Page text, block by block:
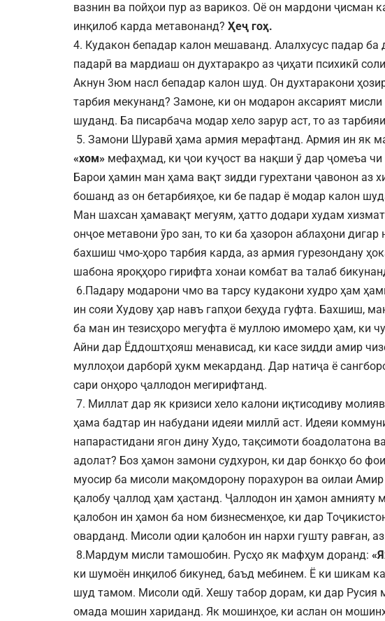
вазнин ва пойҳои пур аз варикоз. Оё он мардони ҷисман
инқилоб карда метавонанд? Ҳеҷ гоҳ.
4. Кудакон бепадар калон мешаванд. Алалхусус падар ба
падарӣ ва мардиаш он духтаракро аз ҷиҳати психикӣ
Акнун 3юм насл бепадар калон шуд. Он духтаракони
тарбия мекунанд? Замоне, ки он модарон аксарият
шуданд. Ба писарбача модар хело зарур аст, то аз
5. Замони Шуравӣ ҳама армия мерафтанд. Армия ин як
«хом» мефаҳмад, ки ҷои куҷост ва нақши ӯ дар ҷомеъа чи
Барои ҳамин ман ҳама вақт зидди гурехтани ҷавонон аз
бошанд аз он бетарбияҳое, ки бе падар ё модар калон
Ман шахсан ҳамавақт мегуям, ҳатто додари худам
онҷое метавони ӯро зан, то ки ба ҳазорон аблаҳони
бахшиш чмо-ҳоро тарбия карда, аз армия гурезондану
шабона яроқҳоро гирифта хонаи комбат ва талаб
6.Падару модарони чмо ва тарсу кудакони худро ҳам
ин сояи Худову ҳар навъ гапҳои беҳуда гуфта. Бахшиш,
ба ман ин тезисҳоро мегуфта ё муллою имомеро ҳам, ки
Айни дар Ёддоштҳояш менависад, ки касе зидди амир
муллоҳои дарборӣ ҳукм мекарданд. Дар натиҷа ё
сари онҳоро ҷаллодон мегирифтанд.
7. Миллат дар як кризиси хело калони иқтисодиву
ҳама бадтар ин набудани идеяи миллӣ аст. Идеяи
напарастидани ягон дину Худо, тақсимоти боадолатона
адолат? Боз ҳамон замони судхурон, ки дар бонкҳо бо
муосир ба мисоли мақомдорону порахурон ва оилаи
қалобу ҷаллод ҳам ҳастанд. Ҷаллодон ин ҳамон амнияту
қалобон ин ҳамон ба ном бизнесменҳое, ки дар
оварданд. Мисоли одии қалобон ин нархи гушту равған,
8.Мардум мисли тамошобин. Русҳо як мафҳум доранд:
ки шумоён инқилоб бикунед, баъд мебинем. Ё ки шикам
шуд тамом. Мисоли одӣ. Хешу табор дорам, ки дар Русия
омада мошин хариданд. Як мошинҳое, ки аслан он